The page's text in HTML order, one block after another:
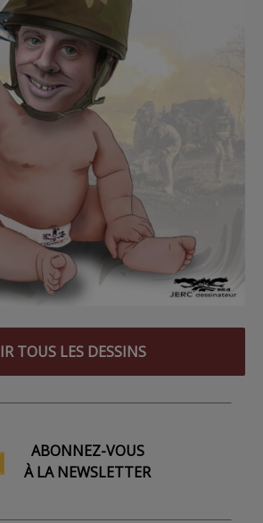
TOUS LES DESSINS
ABONNEZ-VOUS
À LA NEWSLETTER